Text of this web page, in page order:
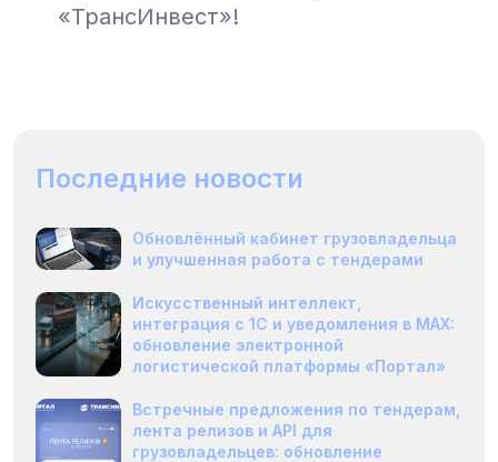
«ТрансИнвест»!
Последние новости
Обновлённый кабинет грузовладельца
и улучшенная работа с тендерами
Искусственный интеллект,
интеграция с 1С и уведомления в MAX:
обновление электронной
логистической платформы «Портал»
Встречные предложения по тендерам,
лента релизов и API для
грузовладельцев: обновление